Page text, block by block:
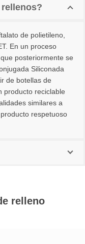
de polietileno,
En un proceso
posteriormente se
Siliconada
de botellas de
producto reciclable
similares a
respetuoso
relleno